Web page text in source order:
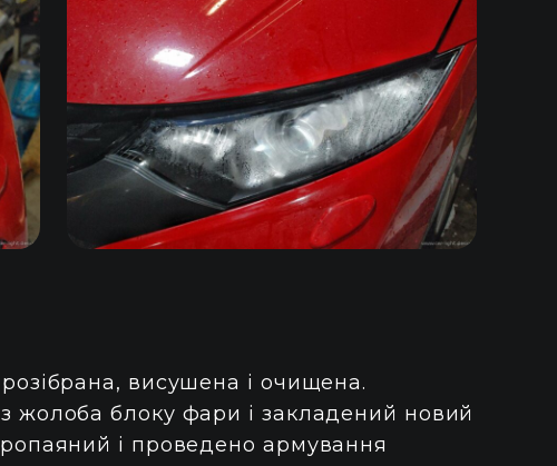
висушена і очищена.
жолоба блоку фари і закладений новий
і проведено армування